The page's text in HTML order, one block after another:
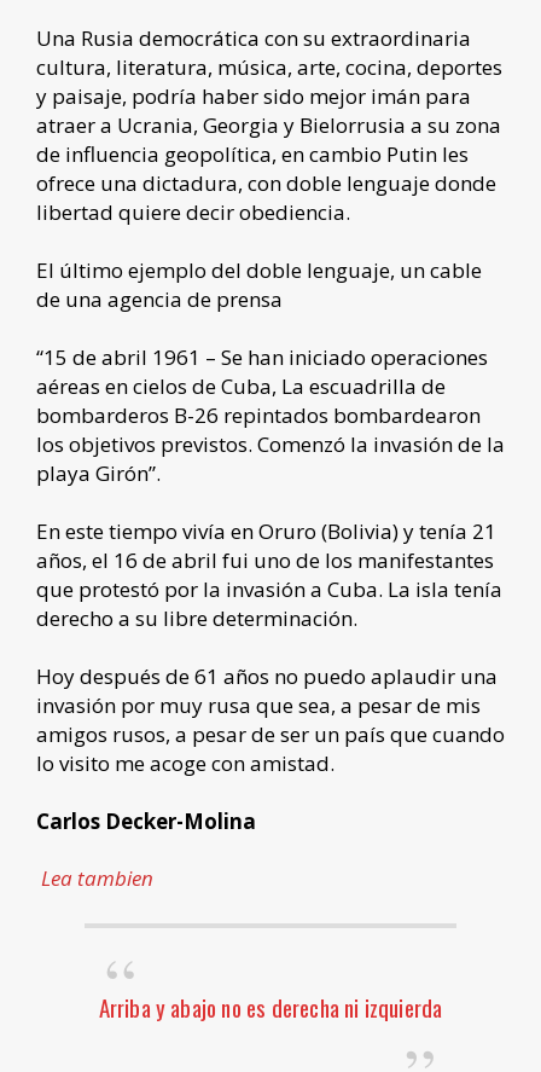
Una Rusia democrática con su extraordinaria
cultura, literatura, música, arte, cocina, deportes
y paisaje, podría haber sido mejor imán para
atraer a Ucrania, Georgia y Bielorrusia a su zona
de influencia geopolítica, en cambio Putin les
ofrece una dictadura, con doble lenguaje donde
libertad quiere decir obediencia.
El último ejemplo del doble lenguaje, un cable
de una agencia de prensa
“15 de abril 1961 – Se han iniciado operaciones
aéreas en cielos de Cuba, La escuadrilla de
bombarderos B-26 repintados bombardearon
los objetivos previstos. Comenzó la invasión de la
playa Girón”.
En este tiempo vivía en Oruro (Bolivia) y tenía 21
años, el 16 de abril fui uno de los manifestantes
que protestó por la invasión a Cuba. La isla tenía
derecho a su libre determinación.
Hoy después de 61 años no puedo aplaudir una
invasión por muy rusa que sea, a pesar de mis
amigos rusos, a pesar de ser un país que cuando
lo visito me acoge con amistad.
Carlos Decker-Molina
Lea tambien
Arriba y abajo no es derecha ni izquierda